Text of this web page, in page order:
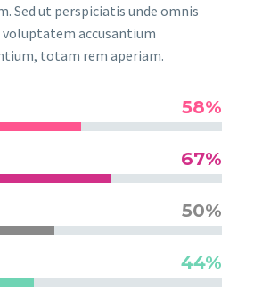
Sed ut perspiciatis unde omnis
accusantium
totam rem aperiam.
58%
67%
50%
44%